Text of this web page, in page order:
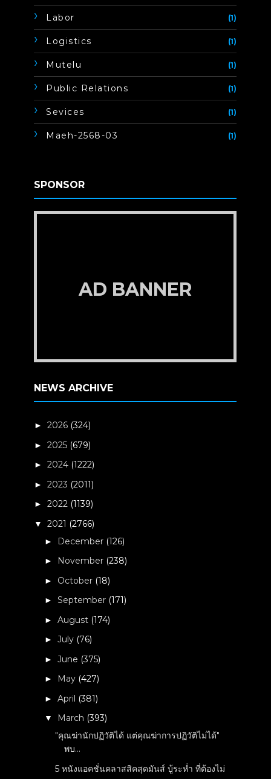
Labor (1)
Logistics (1)
Mutelu (1)
Public Relations (1)
Sevices (1)
Maeh-2568-03 (1)
SPONSOR
AD BANNER
NEWS ARCHIVE
►2026 (324)
►2025 (679)
►2024 (1222)
►2023 (2011)
►2022 (1139)
▼2021 (2766)
► December (126)
► November (238)
► October (18)
►September (171)
►August (174)
►July (76)
►June (375)
► May (427)
►April (381)
▼ March (393)
"คุณฆ่านักปฏิวัติได้ แต่คุณฆ่าการปฏิวัติไม่ได้"
พบ...
5 หนังแอคชั่นคลาสสิคสุดมันส์ บู้ระห่ำ ที่ต้องไม่